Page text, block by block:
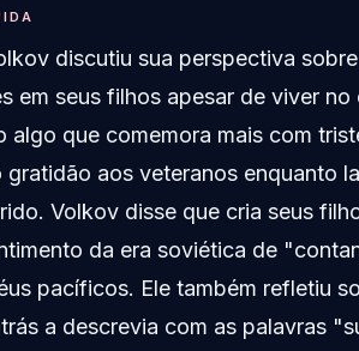
discutiu sua perspectiva
em seus filhos apesar de viver no
algo que comemora mais com
gratidão aos veteranos enquanto
Volkov disse que cria seus
da era soviética de
pacíficos. Ele também refletiu
a descrevia com as palavras